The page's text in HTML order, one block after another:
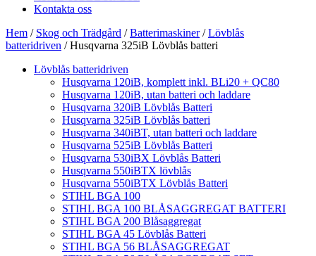
Kontakta oss
Hem / Skog och Trädgård /Batterimaskiner/Lövblås
batteridriven / Husqvarna 325iB Lövblås batteri
Lövblås batteridriven
Husqvarna 120iB, komplett inkl. BLi20 + QC80
Husqvarna 120iB, utan batteri och laddare
Husqvarna 320iB Lövblås Batteri
Husqvarna 325iB Lövblås batteri
Husqvarna 340iBT, utan batteri och laddare
Husqvarna 525iB Lövblås Batteri
Husqvarna 530iBX Lövblås Batteri
Husqvarna 550iBTX lövblås
Husqvarna 550iBTX Lövblås Batteri
STIHL BGA 100
STIHL BGA 100 BLÅSAGGREGAT BATTERI
STIHL BGA 200 Blåsaggregat
STIHL BGA 45 Lövblås Batteri
STIHL BGA 56 BLÅSAGGREGAT